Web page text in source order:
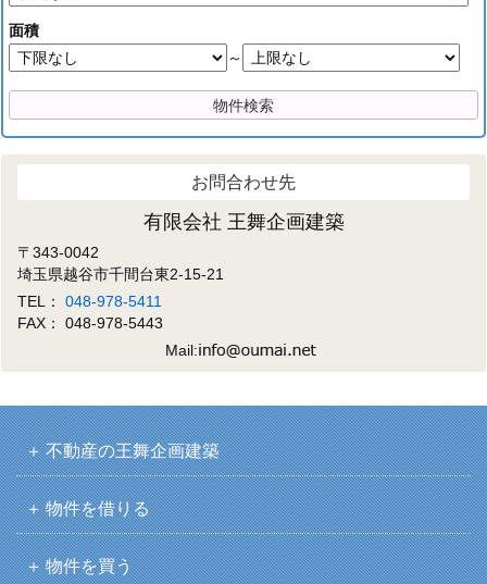
面積
～
お問合わせ先
有限会社 王舞企画建築
〒343-0042
埼玉県越谷市千間台東2-15-21
TEL：048-978-5411
FAX： 048-978-5443
Mail:
不動産の王舞企画建築
物件を借りる
物件を買う